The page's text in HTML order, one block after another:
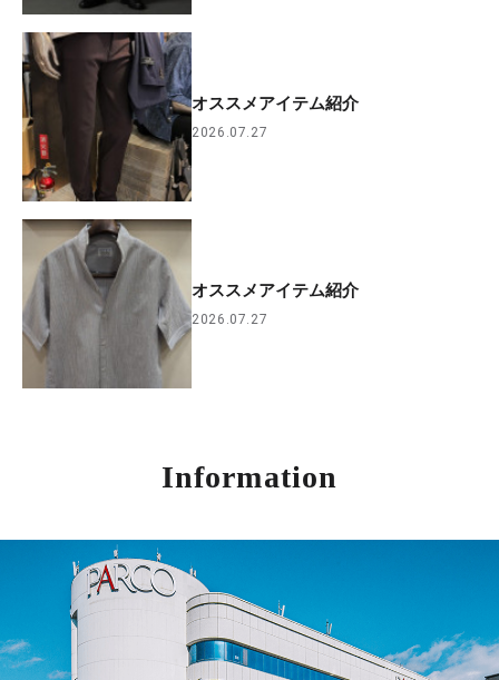
オススメアイテム紹介
2026.07.27
オススメアイテム紹介
2026.07.27
Information